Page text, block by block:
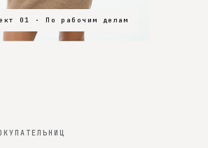
01 · По рабочим делам
02 · В зал
03 · На особенный вечер